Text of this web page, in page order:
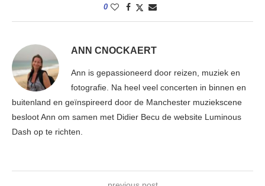
0
ANN CNOCKAERT
Ann is gepassioneerd door reizen, muziek en
fotografie. Na heel veel concerten in binnen en
buitenland en geïnspireerd door de Manchester muziekscene
besloot Ann om samen met Didier Becu de website Luminous
Dash op te richten.